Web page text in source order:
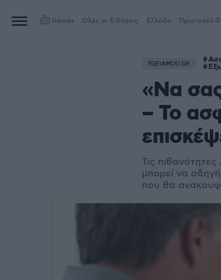
Games Όλες οι Ειδήσεις Ελλάδα
YGEIAMOU.GR
«Να
– Το
Τις
μπορεί να
που θα